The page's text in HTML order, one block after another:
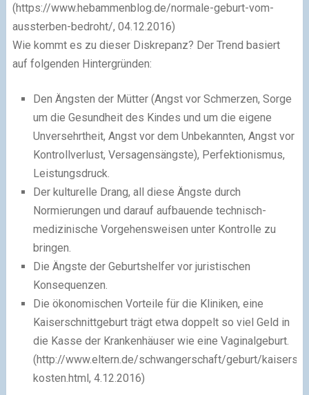
(https://www.hebammenblog.de/normale-geburt-vom-
aussterben-bedroht/, 04.12.2016)
Wie kommt es zu dieser Diskrepanz? Der Trend basiert
auf folgenden Hintergründen:
Den Ängsten der Mütter (Angst vor Schmerzen, Sorge
um die Gesundheit des Kindes und um die eigene
Unversehrtheit, Angst vor dem Unbekannten, Angst vor
Kontrollverlust, Versagensängste), Perfektionismus,
Leistungsdruck.
Der kulturelle Drang, all diese Ängste durch
Normierungen und darauf aufbauende technisch-
medizinische Vorgehensweisen unter Kontrolle zu
bringen.
Die Ängste der Geburtshelfer vor juristischen
Konsequenzen.
Die ökonomischen Vorteile für die Kliniken, eine
Kaiserschnittgeburt trägt etwa doppelt so viel Geld in
die Kasse der Krankenhäuser wie eine Vaginalgeburt.
(http://www.eltern.de/schwangerschaft/geburt/
kosten.html, 4.12.2016)